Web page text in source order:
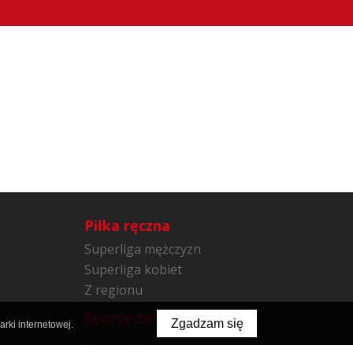
Piłka ręczna
Superliga mężczyzn
Superliga kobiet
Z regionu
Sporty zimowe
Sporty inne
internetowej. Zgadzam się